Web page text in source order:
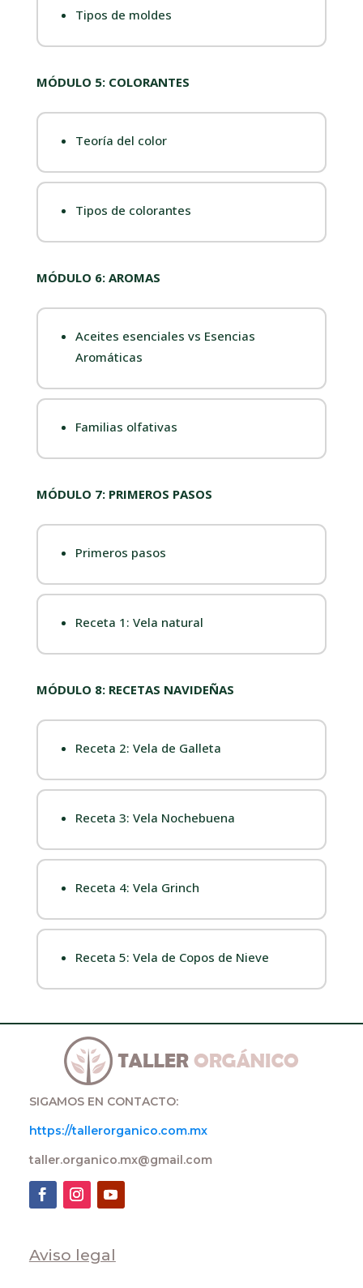
Tipos de moldes
MÓDULO 5: COLORANTES
Teoría del color
Tipos de colorantes
MÓDULO 6: AROMAS
Aceites esenciales vs Esencias
Aromáticas
Familias olfativas
MÓDULO 7: PRIMEROS PASOS
Primeros pasos
Receta 1: Vela natural
MÓDULO 8: RECETAS NAVIDEÑAS
Receta 2: Vela de Galleta
Receta 3: Vela Nochebuena
Receta 4: Vela Grinch
Receta 5: Vela de Copos de Nieve
SIGAMOS EN CONTACTO:
https://tallerorganico.com.mx
taller.organico.mx@gmail.com
Aviso legal